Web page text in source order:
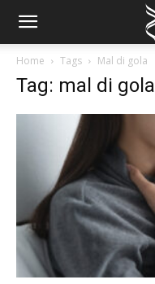
Home Tags Mal di gola
Tag: mal di gola